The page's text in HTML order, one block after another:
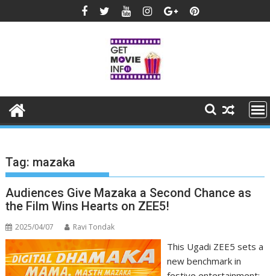
to
Tag: mazaka
Audiences Give Mazaka a Second Chance as
the Film Wins Hearts on ZEE5!
2025/04/07 Ravi Tondak
This Ugadi ZEE5 sets a
new benchmark in